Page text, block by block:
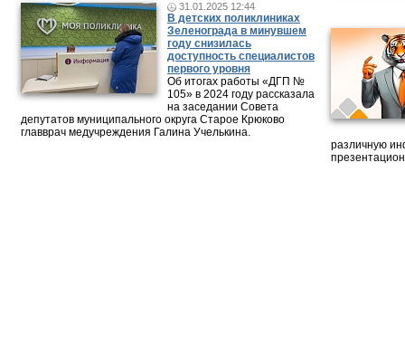
31.01.2025 12:44
В детских поликлиниках
Зеленограда в минувшем
году снизилась
доступность специалистов
первого уровня
Об итогах работы «ДГП №
105» в 2024 году рассказала
на заседании Совета
депутатов муниципального округа Старое Крюково
главврач медучреждения Галина Учелькина.
различную